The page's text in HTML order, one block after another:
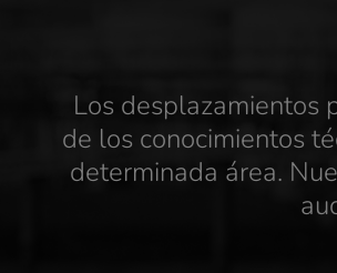
Los desplazamientos
de los conocimientos
determinada área.